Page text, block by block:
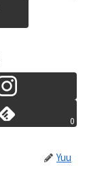
0
Yuu